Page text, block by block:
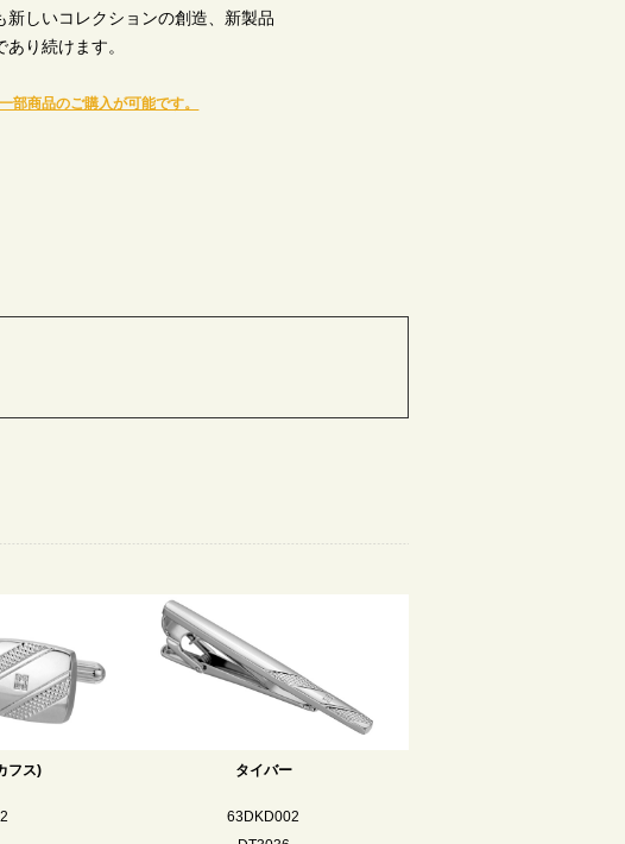
しいコレクションの創造、新製品
り続けます。
商品のご購入が可能です。
フス) タイバー
63DKD002